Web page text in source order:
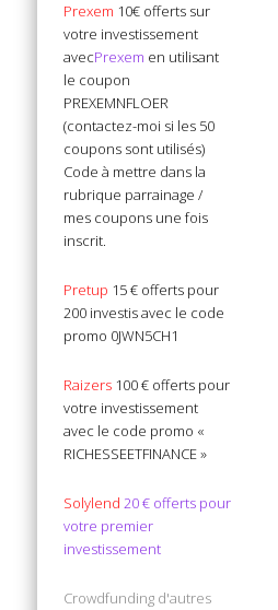
Prexem 10€ offerts sur
votre investissement
avecPrexem en utilisant
le coupon
PREXEMNFLOER
(contactez-moi si les 50
coupons sont utilisés)
Code à mettre dans la
rubrique parrainage /
mes coupons une fois
inscrit.
Pretup 15 € offerts pour
200 investis avec le code
promo 0JWN5CH1
Raizers 100 € offerts pour
votre investissement
avec le code promo «
RICHESSEETFINANCE »
Solylend 20 € offerts pour
votre premier
investissement
Crowdfunding d'autres